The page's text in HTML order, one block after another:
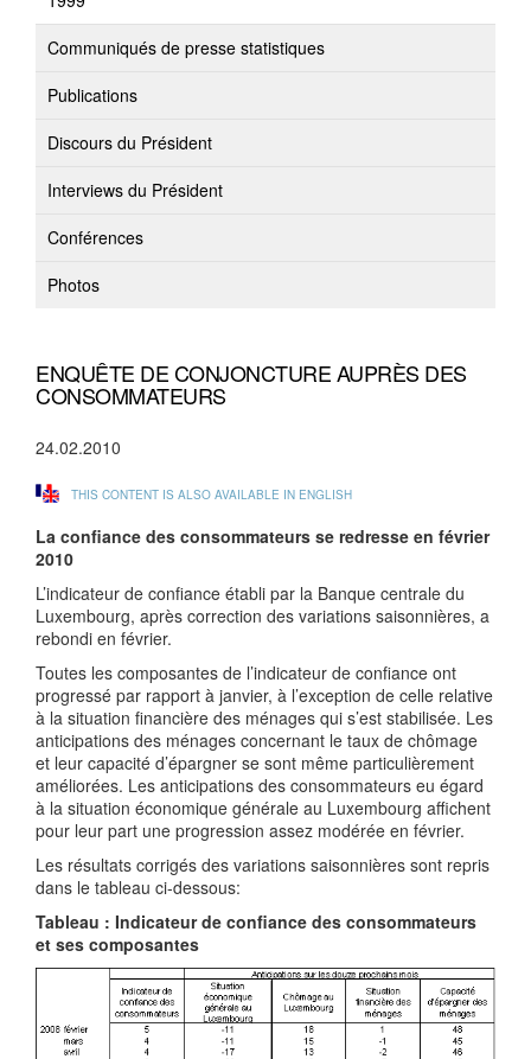
Communiqués de presse statistiques
Publications
Discours du Président
Interviews du Président
Conférences
Photos
ENQUÊTE DE CONJONCTURE AUPRÈS DES
CONSOMMATEURS
24.02.2010
THIS CONTENT IS ALSO AVAILABLE IN ENGLISH
La confiance des consommateurs se redresse en février
2010
L’indicateur de confiance établi par la Banque centrale du
Luxembourg, après correction des variations saisonnières, a
rebondi en février.
Toutes les composantes de l’indicateur de confiance ont
progressé par rapport à janvier, à l’exception de celle relative
à la situation financière des ménages qui s’est stabilisée. Les
anticipations des ménages concernant le taux de chômage
et leur capacité d’épargner se sont même particulièrement
améliorées. Les anticipations des consommateurs eu égard
à la situation économique générale au Luxembourg affichent
pour leur part une progression assez modérée en février.
Les résultats corrigés des variations saisonnières sont repris
dans le tableau ci-dessous:
Tableau : Indicateur de confiance des consommateurs
et ses composantes